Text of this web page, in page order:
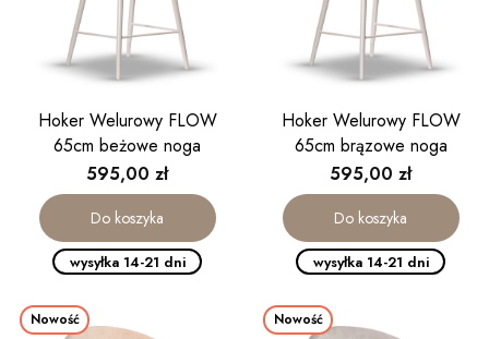
Hoker Welurowy FLOW
65cm beżowe noga
kaszmirowa
Cena
595,00 zł
Do koszyka
wysyłka 14-21 dni
Hoker Welurowy FLOW
65cm brązowe noga
kaszmirowa
Cena
595,00 zł
Do koszyka
wysyłka 14-21 dni
Nowość Nowość